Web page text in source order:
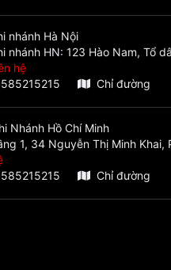
nhánh Hà Nội
nhánh HN: 123 Hào Nam, Tổ
hệ
Chỉ đường
Nhánh Hồ Chí Minh
1, 34 Nguyễn Thị Minh Khai,
Chỉ đường